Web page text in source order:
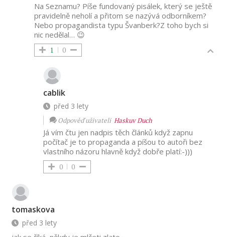
Na Seznamu? Píše fundovaný pisálek, který se ještě
pravidelně neholí a přitom se nazývá odborníkem?
Nebo propagandista typu Švanberk?Z toho bych si
nic nedělal… 😉
1 0
cablik
před 3 lety
Odpověď uživateli Haskuv Duch
Já vím čtu jen nadpis těch článků když zapnu
počítač je to propaganda a píšou to autoři bez
vlastního názoru hlavně když dobře platí:-)))
0 0
tomaskova
před 3 lety